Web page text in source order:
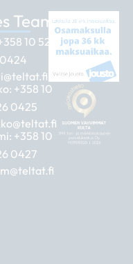
Team
10 526
0424
+358 10
0425
+358 10
0427